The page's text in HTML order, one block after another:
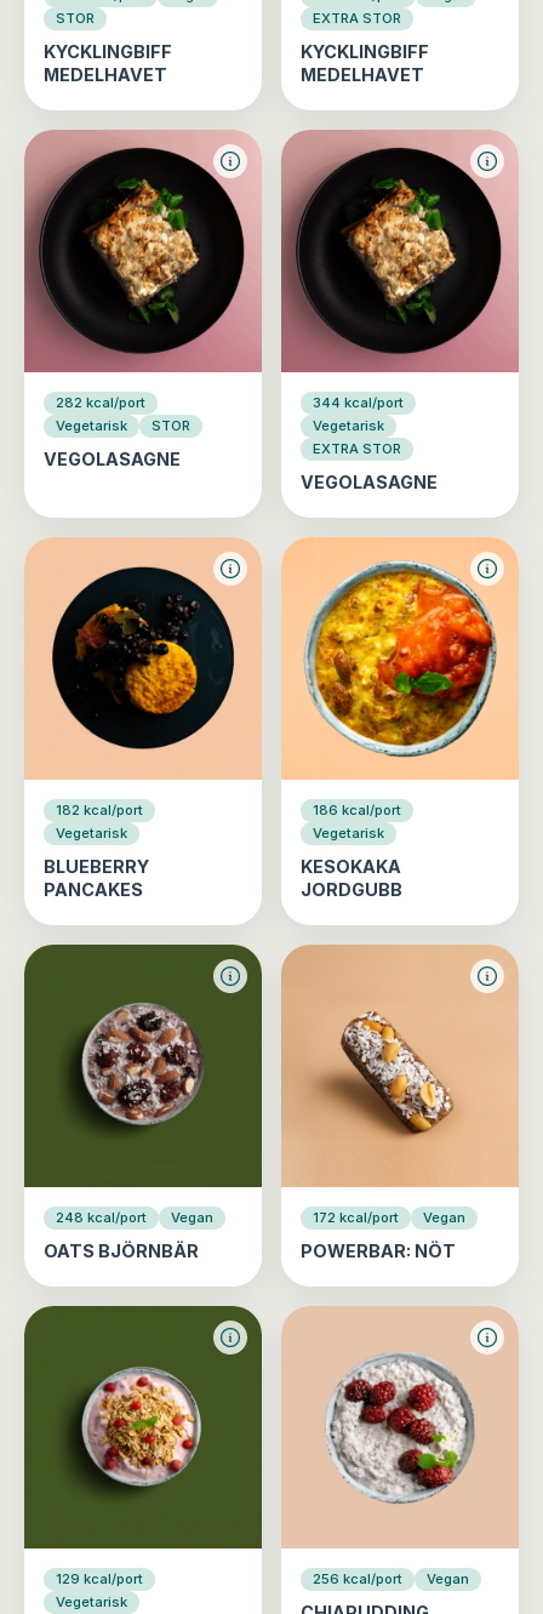
STOR
KYCKLINGBIFF
MEDELHAVET
EXTRA STOR
KYCKLINGBIFF
MEDELHAVET
282 kcal/port
Vegetarisk
STOR
VEGOLASAGNE
344 kcal/port
Vegetarisk
EXTRA STOR
VEGOLASAGNE
182 kcal/port
Vegetarisk
BLUEBERRY
PANCAKES
186 kcal/port
Vegetarisk
KESOKAKA
JORDGUBB
248 kcal/port Vegan
OATS BJÖRNBÄR
172 kcal/port Vegan
POWERBAR: NÖT
129 kcal/port
Vegetarisk
256 kcal/port Vegan